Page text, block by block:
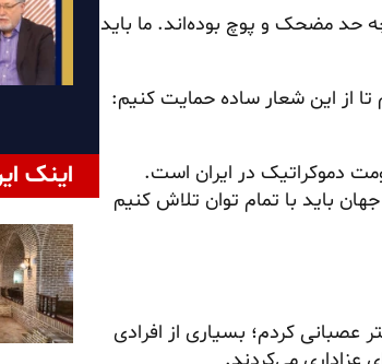
حد مضحک و پوچ بوده‌اند. ما باید
از این شعار ساده حمایت کنیم:
دموکراتیک در ایران است.
باید با تمام توان تلاش کنیم
عصبانی کردم؛ بسیاری از افرادی
اینک